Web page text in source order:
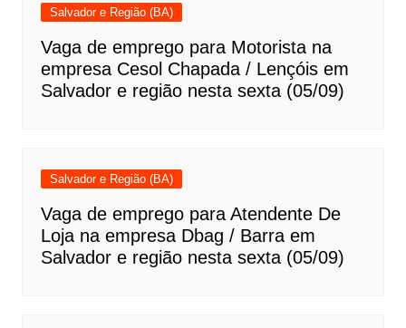
Salvador e Região (BA)
Vaga de emprego para Motorista na
empresa Cesol Chapada / Lençóis em
Salvador e região nesta sexta (05/09)
Salvador e Região (BA)
Vaga de emprego para Atendente De
Loja na empresa Dbag / Barra em
Salvador e região nesta sexta (05/09)